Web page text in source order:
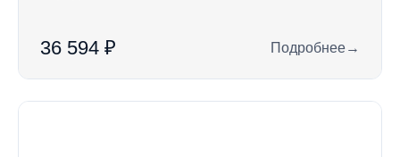
36 594 ₽ Подробнее
: Ход-Тест —
→